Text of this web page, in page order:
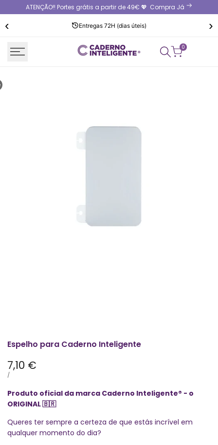
para
ATENÇÃO!! Portes grátis a partir de 49€ 💖 Compra Já
‹ Entregas 72H (dias úteis) ›
0
Espelho para Caderno Inteligente
Preço
promocional
7,10 €
PREÇO
/POR
Produto oficial da marca Caderno Inteligente® - o
ORIGINAL🇧🇷
Queres ter sempre a certeza de que estás incrível em
qualquer momento do dia?